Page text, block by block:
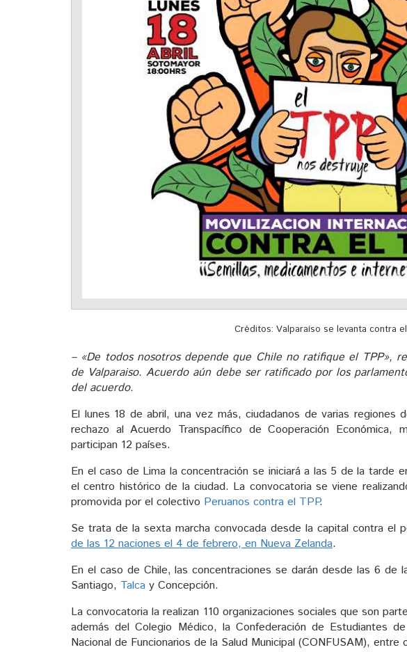
Créditos: Valparaíso se levanta contra
– «De todos nosotros depende que Chile no ratifique el TPP»,
de Valparaiso. Acuerdo aún debe ser ratificado por los
del acuerdo.
El lunes 18 de abril, una vez más, ciudadanos de varias regiones
rechazo al Acuerdo Transpacífico de Cooperación
participan 12 países.
En el caso de Lima la concentración se iniciará a las 5 de la tarde
el centro histórico de la ciudad. La convocatoria se viene
promovida por el colectivo Peruanos contra el TPP.
Se trata de la sexta marcha convocada desde la capital contra el
de las 12 naciones el 4 de febrero, en Nueva Zelanda.
En el caso de Chile, las concentraciones se darán desde las 6 de
Santiago, Talca y Concepción.
La convocatoria la realizan 110 organizaciones sociales que son
además del Colegio Médico, la Confederación de Estudiantes
Nacional de Funcionarios de la Salud Municipal (CONFUSAM), entre